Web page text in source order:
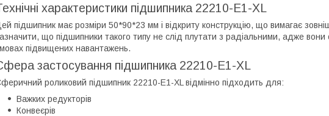
характеристики підшипника 22210-E1-XL
підшипник має розміри 50*90*23 мм і відкриту конструкцію, що вимагає
що підшипники такого типу не слід плутати з радіальними, адже вони
підвищених навантажень.
застосування підшипника 22210-E1-XL
роликовий підшипник 22210-E1-XL відмінно підходить для:
Важких редукторів
Конвеєрів